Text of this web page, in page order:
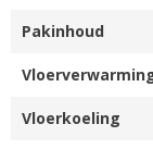
Pakinhoud
Vloerkoeling